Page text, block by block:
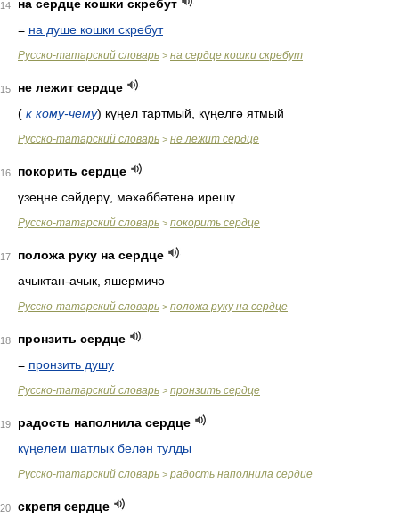
14
на сердце кошки скребут
= на душе кошки скребут
Русско-татарский словарь > на сердце кошки скребут
15
не лежит сердце
( к кому-чему) күңел тартмый, күңелгә ятмый
Русско-татарский словарь > не лежит сердце
16
покорить сердце
үзеңне сөйдерү, мәхәббәтенә ирешү
Русско-татарский словарь > покорить сердце
17
положа руку на сердце
ачыктан-ачык, яшермичә
Русско-татарский словарь > положа руку на сердце
18
пронзить сердце
= пронзить душу
Русско-татарский словарь > пронзить сердце
19
радость наполнила сердце
күңелем шатлык белән тулды
Русско-татарский словарь > радость наполнила сердце
20
скрепя сердце